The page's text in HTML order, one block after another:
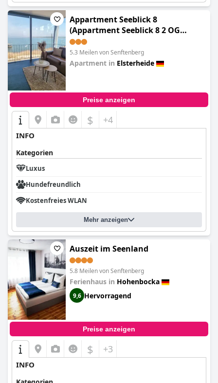
Appartment Seeblick 8
(Appartment Seeblick 8 2 OG
Grundbelegung 4 Pers)
5.3 Meilen von Senftenberg
Apartment in Elsterheide
Preise anzeigen
$ +4
INFO
Kategorien
Luxus
Hundefreundlich
Kostenfreies WLAN
Mehr anzeigen
Auszeit im Seenland
5.8 Meilen von Senftenberg
Ferienhaus in Hohenbocka
9,6 Hervorragend
Preise anzeigen
$ +3
INFO